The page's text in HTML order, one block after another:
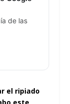
de las
el ripiado